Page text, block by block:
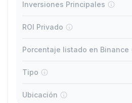
Inversiones Principales
ROI Privado
Porcentaje listado en Binance
Tipo
Ubicación